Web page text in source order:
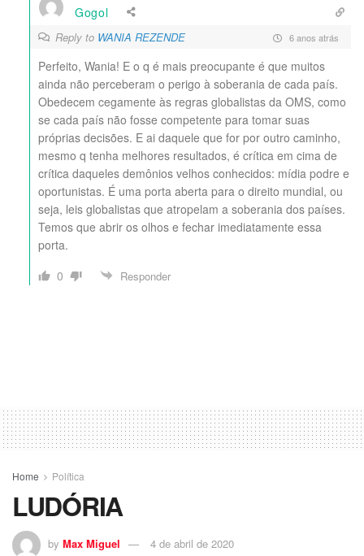
Gogol
Reply to WANIA REZENDE 6 anos atrás
Perfeito, Wania! E o q é mais preocupante é que muitos
ainda não perceberam o perigo à soberania de cada país.
Obedecem cegamente às regras globalistas da OMS, como
se cada país não fosse competente para tomar suas
próprias decisões. E ai daquele que for por outro caminho,
mesmo q tenha melhores resultados, é crítica em cima de
crítica daqueles demônios velhos conhecidos: mídia podre e
oportunistas. É uma porta aberta para o direito mundial, ou
seja, leis globalistas que atropelam a soberania dos países.
Temos que abrir os olhos e fechar imediatamente essa
porta.
0
Responder
Home Política
LUDÓRIA
by Max Miguel 4 de abril de 2020